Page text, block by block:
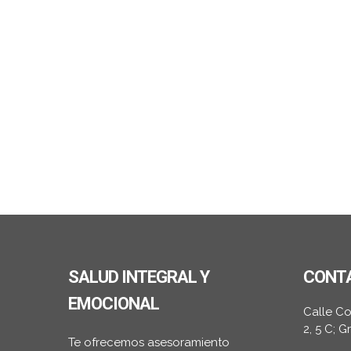
SALUD INTEGRAL Y
EMOCIONAL
Te ofrecemos asesoramiento
Calle
2, 5 C;